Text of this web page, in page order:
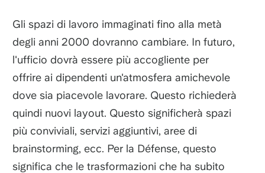
Gli spazi di lavoro immaginati fino alla metà
degli anni 2000 dovranno cambiare. In futuro,
l'ufficio dovrà essere più accogliente per
offrire ai dipendenti un'atmosfera amichevole
dove sia piacevole lavorare. Questo richiederà
quindi nuovi layout. Questo significherà spazi
più conviviali, servizi aggiuntivi, aree di
brainstorming, ecc. Per la Défense, questo
significa che le trasformazioni che ha subito